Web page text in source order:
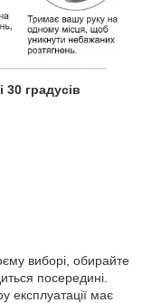
градусів
виборі, обирайте
посередині.
експлуатації має